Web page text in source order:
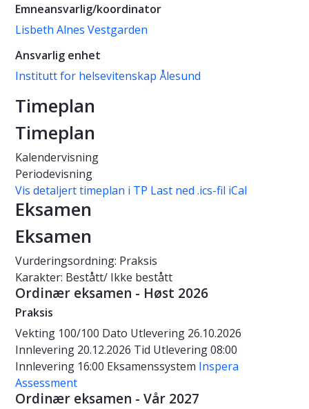
Emneansvarlig/koordinator
Lisbeth Alnes Vestgarden
Ansvarlig enhet
Institutt for helsevitenskap Ålesund
Timeplan
Timeplan
Kalendervisning
Periodevisning
Vis detaljert timeplan i TP Last ned .ics-fil iCal
Eksamen
Eksamen
Vurderingsordning: Praksis
Karakter: Bestått/ Ikke bestått
Ordinær eksamen - Høst 2026
Praksis
Vekting 100/100 Dato Utlevering 26.10.2026
Innlevering 20.12.2026 Tid Utlevering 08:00
Innlevering 16:00 Eksamenssystem Inspera
Assessment
Ordinær eksamen - Vår 2027